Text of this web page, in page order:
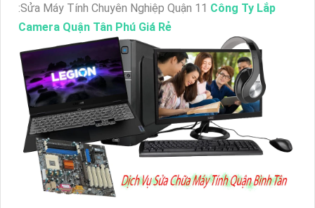
:Sửa Máy Tính Chuyên Nghiệp Quận 11 Công Ty Lắp
Camera Quận Tân Phú Giá Rẻ